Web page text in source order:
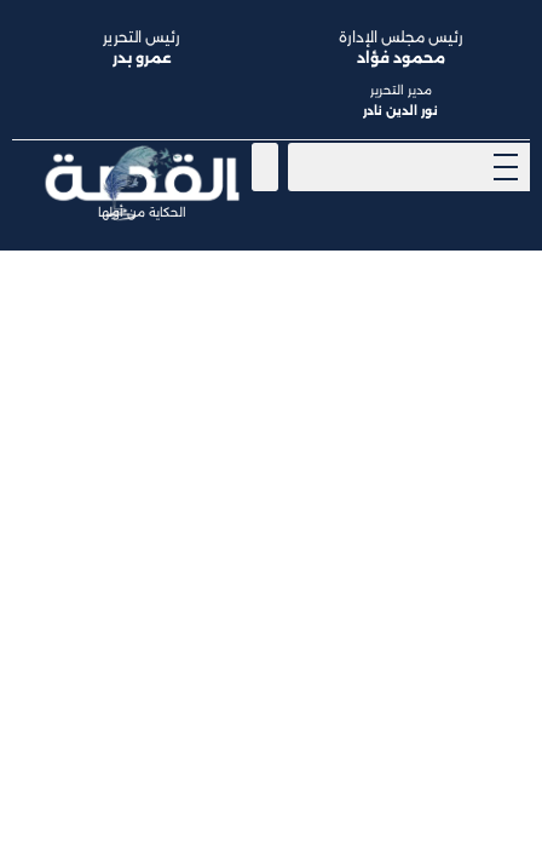
الحكاية من أولها
رئيس مجلس الإدارة
محمود فؤاد
مدير التحرير
نور الدين نادر
رئيس التحرير
عمرو بدر